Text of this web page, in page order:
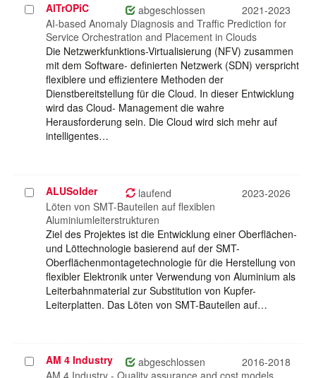
Projekt
auswählen
AlTrOPiC abgeschlossen
2021-2023
AI-based Anomaly Diagnosis and Traffic Prediction for
Service Orchestration and Placement in Clouds
Die Netzwerkfunktions-Virtualisierung (NFV) zusammen
mit dem Software- definierten Netzwerk (SDN) verspricht
flexiblere und effizientere Methoden der
Dienstbereitstellung für die Cloud. In dieser Entwicklung
wird das Cloud- Management die wahre
Herausforderung sein. Die Cloud wird sich mehr auf
intelligentes…
Projekt
auswählen
ALUSolder laufend
2023-2026
Löten von SMT-Bauteilen auf flexiblen
Aluminiumleiterstrukturen
Ziel des Projektes ist die Entwicklung einer Oberflächen-
und Löttechnologie basierend auf der SMT-
Oberflächenmontagetechnologie für die Herstellung von
flexibler Elektronik unter Verwendung von Aluminium als
Leiterbahnmaterial zur Substitution von Kupfer-
Leiterplatten. Das Löten von SMT-Bauteilen auf…
ProjektAM 4 Industry abgeschlossen
2016-2018